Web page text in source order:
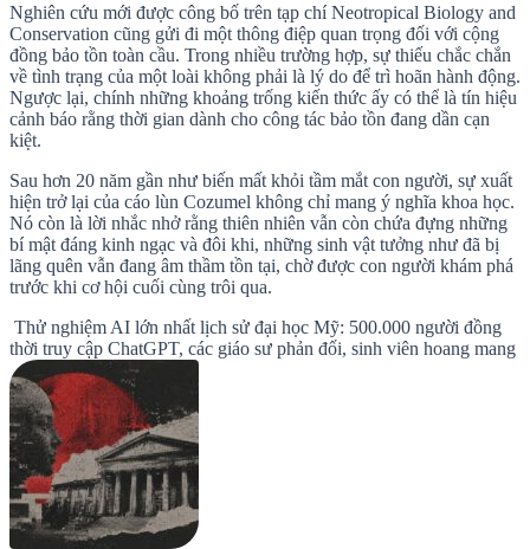
Nghiên cứu mới được công bố trên tạp chí Neotropical Biology and
Conservation cũng gửi đi một thông điệp quan trọng đối với cộng
đồng bảo tồn toàn cầu. Trong nhiều trường hợp, sự thiếu chắc chắn
về tình trạng của một loài không phải là lý do để trì hoãn hành động.
Ngược lại, chính những khoảng trống kiến thức ấy có thể là tín hiệu
cảnh báo rằng thời gian dành cho công tác bảo tồn đang dần cạn
kiệt.
Sau hơn 20 năm gần như biến mất khỏi tầm mắt con người, sự xuất
hiện trở lại của cáo lùn Cozumel không chỉ mang ý nghĩa khoa học.
Nó còn là lời nhắc nhở rằng thiên nhiên vẫn còn chứa đựng những
bí mật đáng kinh ngạc và đôi khi, những sinh vật tưởng như đã bị
lãng quên vẫn đang âm thầm tồn tại, chờ được con người khám phá
trước khi cơ hội cuối cùng trôi qua.
Thử nghiệm AI lớn nhất lịch sử đại học Mỹ: 500.000 người đồng
thời truy cập ChatGPT, các giáo sư phản đối, sinh viên hoang mang